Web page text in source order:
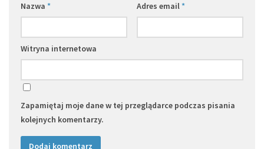
Nazwa * Adres email*
Witryna internetowa
Zapamiętaj moje dane w tej przeglądarce podczas pisania
kolejnych komentarzy.